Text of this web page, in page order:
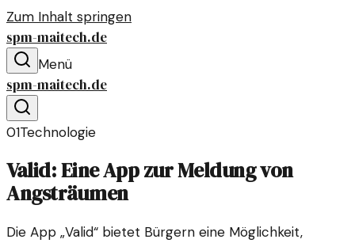
Zum Inhalt springen
spm-maitech.de
Menü
spm-maitech.de
01Technologie
Valid: Eine App zur Meldung von
Angsträumen
Die App „Valid“ bietet Bürgern eine Möglichkeit,